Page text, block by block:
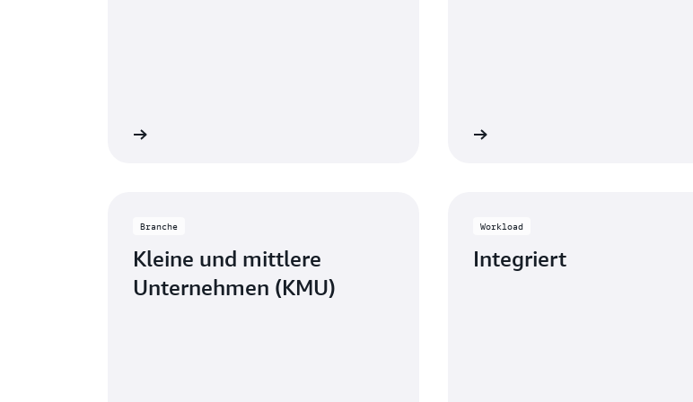
Branche
Kleine und mittlere
Unternehmen (KMU)
Workload
Integriert